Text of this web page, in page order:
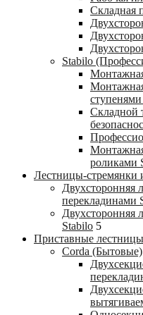
Складная
Stabilo
Складной
роликами
Лестницы-стремянки
Двухсторонняя
перекладинами
Двухсторонняя
Stabilo 5
Приставные лестницы
Corda (Бытовые)